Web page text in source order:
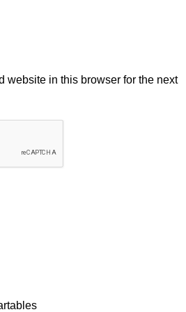
website in this browser for the next